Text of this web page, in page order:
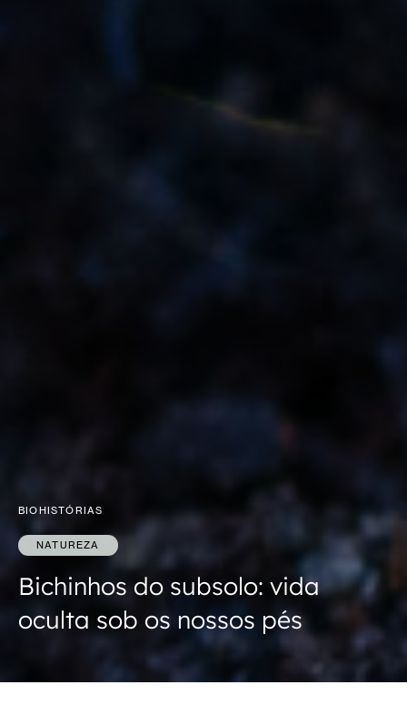
BIOHISTÓRIAS
NATUREZA
Bichinhos do subsolo: vida
oculta sob os nossos pés